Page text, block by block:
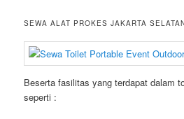
SEWA ALAT PROKES JAKARTA
Beserta fasilitas yang terdapat dalam
seperti :